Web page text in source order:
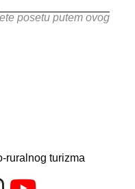
posetu putem ovog
ruralnog turizma